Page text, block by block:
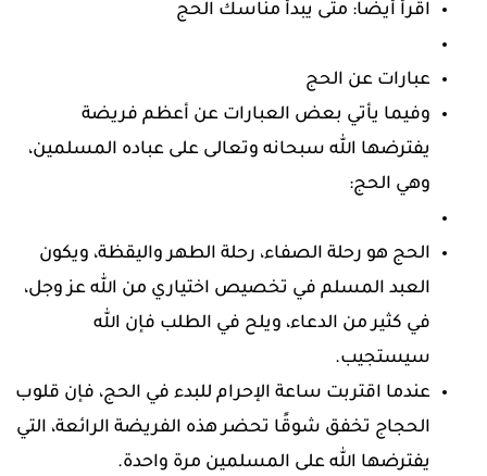
اقرأ أيضًا: متى يبدأ مناسك الحج
عبارات عن الحج
وفيما يأتي بعض العبارات عن أعظم فريضة
يفترضها الله سبحانه وتعالى على عباده المسلمين،
وهي الحج:
الحج هو رحلة الصفاء، رحلة الطهر واليقظة، ويكون
العبد المسلم في تخصيص اختياري من الله عز وجل،
في كثير من الدعاء، ويلح في الطلب فإن الله
سيستجيب.
عندما اقتربت ساعة الإحرام للبدء في الحج، فإن قلوب
الحجاج تخفق شوقًا تحضر هذه الفريضة الرائعة، التي
يفترضها الله على المسلمين مرة واحدة.